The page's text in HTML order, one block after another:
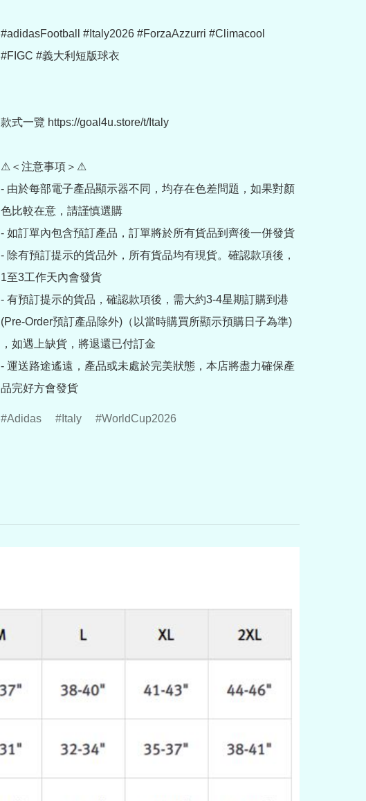
#adidasFootball #Italy2026 #ForzaAzzurri #Climacool
#FIGC #義大利短版球衣
款式一覽 https://goal4u.store/t/Italy
⚠＜注意事項＞⚠
- 由於每部電子產品顯示器不同，均存在色差問題，如果對顏
色比較在意，請謹慎選購
- 如訂單內包含預訂產品，訂單將於所有貨品到齊後一併發貨
- 除有預訂提示的貨品外，所有貨品均有現貨。確認款項後，
1至3工作天內會發貨
- 有預訂提示的貨品，確認款項後，需大約3-4星期訂購到港
(Pre-Order預訂產品除外)（以當時購買所顯示預購日子為準)
，如遇上缺貨，將退還已付訂金
- 運送路途遙遠，產品或未處於完美狀態，本店將盡力確保產
品完好方會發貨
Adidas Italy WorldCup2026